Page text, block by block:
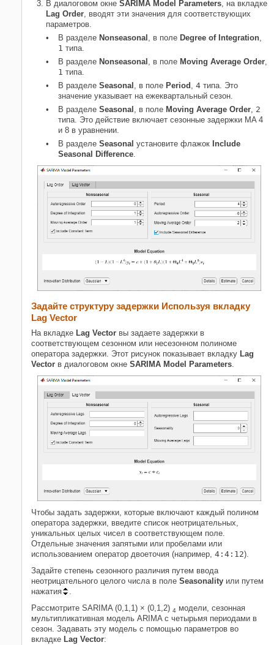
В диалоговом окне SARIMA Model Parameters, на вкладке
Lag Order, вводят эти значения для соответствующих
параметров.
В разделе Nonseasonal , в поле Degree of Integration,
1 типа.
В разделе Nonseasonal , в поле Moving Average Order,
1 типа.
В разделе Seasonal , в поле Period , 4 типа. Это
значение указывает на ежеквартальный сезон.
В разделе Seasonal , в поле Moving Average Order, 2
типа. Это действие включает сезонные задержки MA 4
и 8 в уравнении.
В разделе Seasonal установите флажок Include
Seasonal Difference.
Задайте структуру задержки Используя вкладку
Lag Vector
На вкладке Lag Vector вы задаете задержки в
соответствующем сезонном или несезонном полиноме
оператора задержки. Этот рисунок показывает вкладку Lag
Vector в диалоговом окне SARIMA Model Parameters.
Чтобы задать задержки, которые включают каждый полином
оператора задержки, введите список неотрицательных,
уникальных целых чисел в соответствующем поле.
Отдельные значения запятыми или пробелами или
использованием оператор двоеточия (например, 4:4:12).
Задайте степень сезонного различия путем ввода
неотрицательного целого числа в поле Seasonality или путем
нажатия
.
Рассмотрите SARIMA (0,1,1) × (0,1,2) 4 модели, сезонная
мультипликативная модель ARIMA с четырьмя периодами в
сезон. Задавать эту модель с помощью параметров во
вкладке Lag Vector: